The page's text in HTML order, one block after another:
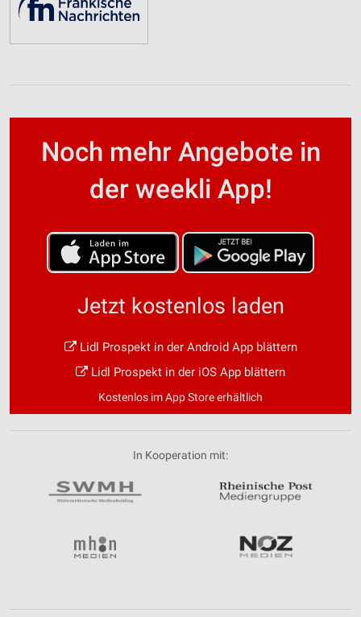
Noch mehr Angebote in
der weekli App!
Jetzt kostenlos laden
Lidl Prospekt in der Android App blättern
Lidl Prospekt in der iOS App blättern
Kostenlos im App Store erhältlich
In Kooperation mit: